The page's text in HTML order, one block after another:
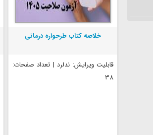
خلاصه کتاب طرحواره درمانی
قابلیت ویرایش: ندلرد | تعداد صفحات:
38